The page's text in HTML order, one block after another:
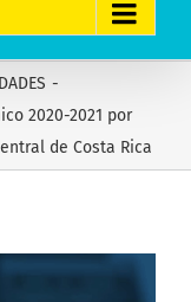
-
2020-2021 por
de Costa Rica